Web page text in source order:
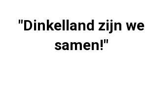
"Dinkelland zijn we
samen!"